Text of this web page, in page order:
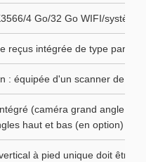
4 Go/32 Go WIFI/système
reçus intégrée de type panneau
: équipée d'un scanner de codes
(caméra grand angle anti-
haut et bas (en option)
à pied unique doit être